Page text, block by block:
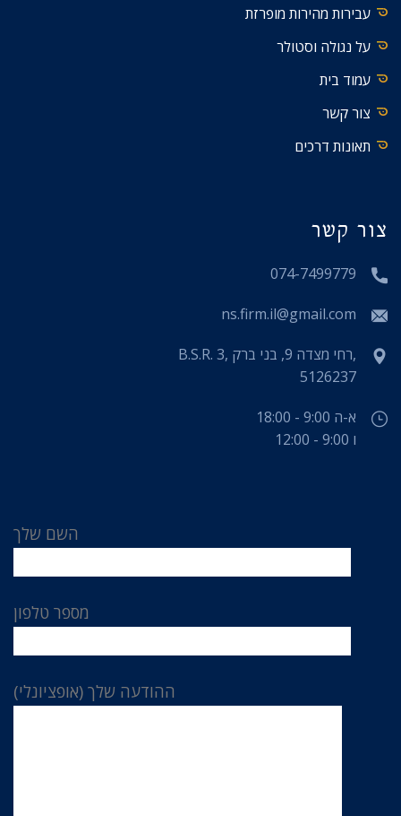
עבירות מהירות מופרזת
על נגולה וסטולר
עמוד בית
צור קשר
תאונות דרכים
צור קשר
074-7499779
ns.firm.il@gmail.com
B.S.R. 3, רחי מצדה 9, בני ברק,
5126237
א-ה 9:00 - 18:00
ו 9:00 - 12:00
השם שלך
מספר טלפון
ההודעה שלך (אופציונלי)